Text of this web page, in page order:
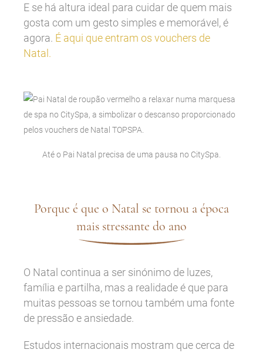
E se há altura ideal para cuidar de quem mais
gosta com um gesto simples e memorável, é
agora. É aqui que entram os vouchers de
Natal.
Até o Pai Natal precisa de uma pausa no CitySpa.
Porque é que o Natal se tornou a época
mais stressante do ano
O Natal continua a ser sinónimo de luzes,
família e partilha, mas a realidade é que para
muitas pessoas se tornou também uma fonte
de pressão e ansiedade.
Estudos internacionais mostram que cerca de